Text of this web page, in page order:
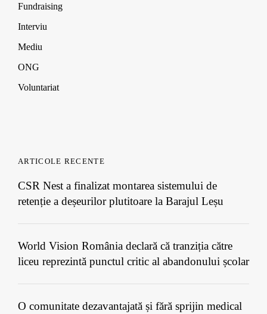
Fundraising
Interviu
Mediu
ONG
Voluntariat
ARTICOLE RECENTE
CSR Nest a finalizat montarea sistemului de
retenție a deșeurilor plutitoare la Barajul Leșu
World Vision România declară că tranziția către
liceu reprezintă punctul critic al abandonului școlar
O comunitate dezavantajată și fără sprijin medical